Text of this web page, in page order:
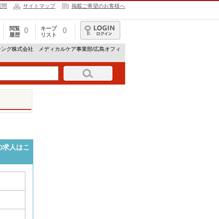
問 サイトマップ 掲載ご希望のお客様へ
閲覧
履歴
0
キープ
リスト
0
ログイン
グ株式会社 メディカルケア事業部/広島オフィ
人はこ